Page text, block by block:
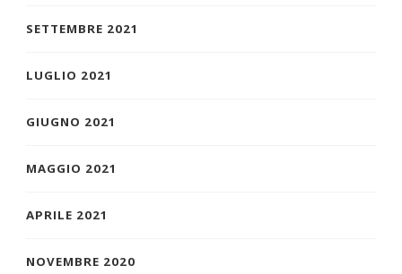
SETTEMBRE 2021
LUGLIO 2021
GIUGNO 2021
MAGGIO 2021
APRILE 2021
NOVEMBRE 2020